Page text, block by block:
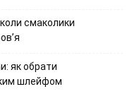
смаколики
як обрати
шлейфом